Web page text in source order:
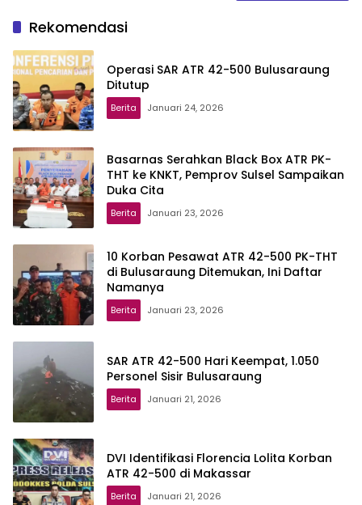
Rekomendasi
Operasi SAR ATR 42-500 Bulusaraung
Ditutup
Berita Januari 24, 2026
Basarnas Serahkan Black Box ATR PK-
THT ke KNKT, Pemprov Sulsel Sampaikan
Duka Cita
Berita Januari 23, 2026
10 Korban Pesawat ATR 42-500 PK-THT
di Bulusaraung Ditemukan, Ini Daftar
Namanya
Berita Januari 23, 2026
SAR ATR 42-500 Hari Keempat, 1.050
Personel Sisir Bulusaraung
Berita Januari 21, 2026
DVI Identifikasi Florencia Lolita Korban
ATR 42-500 di Makassar
Berita Januari 21, 2026